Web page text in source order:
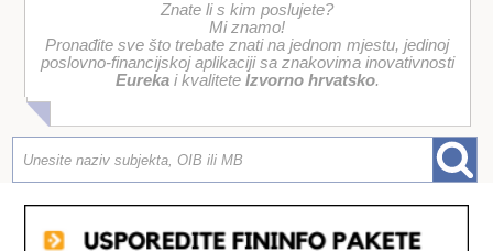
Znate li s kim poslujete?
Mi znamo!
Pronađite sve što trebate znati na jednom mjestu, jedinoj
poslovno-financijskoj aplikaciji sa znakovima inovativnosti
Eurekai kvalitete Izvorno hrvatsko.